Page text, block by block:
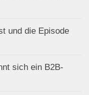
und die Episode
sich ein B2B-